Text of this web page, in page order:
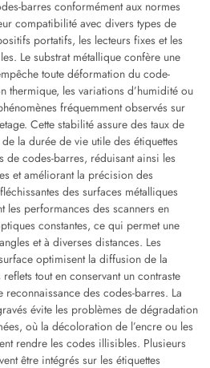
barres conformément aux normes
compatibilité avec divers types de
portatifs, les lecteurs fixes et les
Le substrat métallique confère une
toute déformation du code-
thermique, les variations d’humidité ou
fréquemment observés sur
Cette stabilité assure des taux de
la durée de vie utile des étiquettes
de codes-barres, réduisant ainsi les
et améliorant la précision des
des surfaces métalliques
les performances des scanners en
constantes, ce qui permet une
et à diverses distances. Les
optimisent la diffusion de la
tout en conservant un contraste
reconnaissance des codes-barres. La
évite les problèmes de dégradation
où la décoloration de l’encre ou les
rendre les codes illisibles. Plusieurs
être intégrés sur les étiquettes